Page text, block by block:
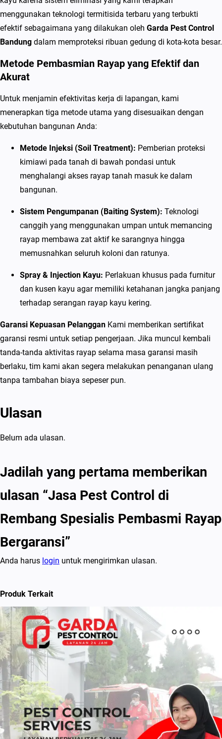
s
m
i
R
a
y
p
B
e
menggunakan teknologi termitisida terbaru yang terbukti
efektif sebagaimana yang dilakukan oleh Garda Pest Control
Bandung dalam memproteksi ribuan gedung di kota-kota besar.
Metode Pembasmian Rayap yang Efektif dan
Akurat
Untuk menjamin efektivitas kerja di lapangan, kami
menerapkan tiga metode utama yang disesuaikan dengan
kebutuhan bangunan Anda:
Metode Injeksi (Soil Treatment): Pemberian proteksi
kimiawi pada tanah di bawah pondasi untuk
menghalangi akses rayap tanah masuk ke dalam
bangunan.
Sistem Pengumpanan (Baiting System): Teknologi
canggih yang menggunakan umpan untuk memancing
rayap membawa zat aktif ke sarangnya hingga
memusnahkan seluruh koloni dan ratunya.
Spray & Injection Kayu: Perlakuan khusus pada furnitur
dan kusen kayu agar memiliki ketahanan jangka panjang
terhadap serangan rayap kayu kering.
Garansi Kepuasan Pelanggan Kami memberikan sertifikat
garansi resmi untuk setiap pengerjaan. Jika muncul kembali
tanda-tanda aktivitas rayap selama masa garansi masih
berlaku, tim kami akan segera melakukan penanganan ulang
tanpa tambahan biaya sepeser pun.
Ulasan
Belum ada ulasan.
Jadilah yang pertama memberikan
ulasan “Jasa Pest Control di
Rembang Spesialis Pembasmi Rayap
Bergaransi”
Anda harus login untuk mengirimkan ulasan.
Produk Terkait